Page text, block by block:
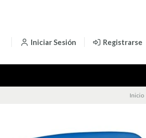
Iniciar Sesión Registrarse
Inicio